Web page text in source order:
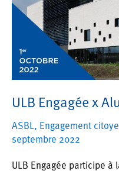
ULB Engagée x
ASBL, Engagement
septembre 2022
ULB Engagée participe à